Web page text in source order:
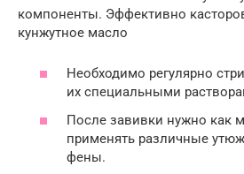
компоненты. Эффективно
кунжутное масло
Необходимо регулярно
их специальными
После завивки нужно как
применять различные
фены.